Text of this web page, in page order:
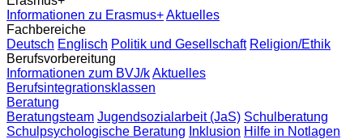
Informationen zu Erasmus+Aktuelles
Fachbereiche
Deutsch Englisch Politik und Gesellschaft Religion/Ethik
Berufsvorbereitung
Informationen zum BVJ/kAktuelles
Berufsintegrationsklassen
Beratung
Beratungsteam Jugendsozialarbeit (JaS) Schulberatung
Schulpsychologische Beratung Inklusion Hilfe in Notlagen